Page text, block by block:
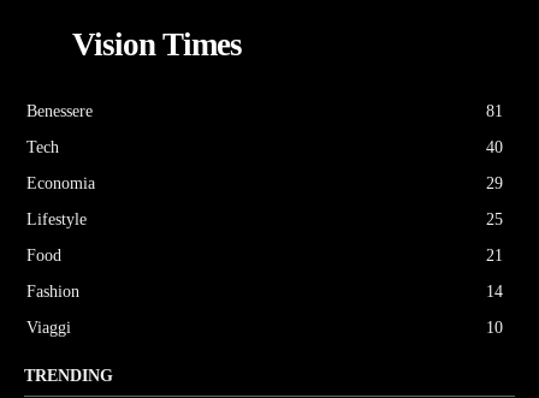
Vision Times
Benessere
81
Tech
40
Economia
29
Lifestyle
25
Food
21
Fashion
14
Viaggi
10
TRENDING